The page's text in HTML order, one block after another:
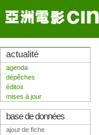
actualité
agenda
dépêches
éditos
mises à jour
base de données
ajout de fiche